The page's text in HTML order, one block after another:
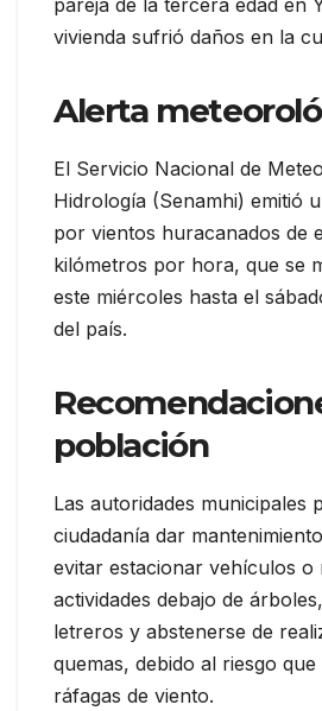
pareja de la tercera edad en
vivienda sufrió daños en la
Alerta
El Servicio Nacional de
Hidrología (Senamhi) emitió
por vientos huracanados de
kilómetros por hora, que se
este miércoles hasta el
del país.
población
Las autoridades municipales
ciudadanía dar
evitar estacionar vehículos o
actividades debajo de
letreros y abstenerse de
quemas, debido al riesgo
ráfagas de viento.